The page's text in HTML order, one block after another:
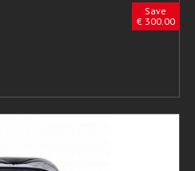
Save
€ 300.00